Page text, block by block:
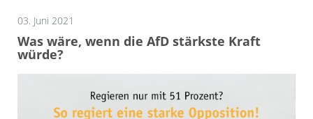
03. Juni 2021
Was wäre, wenn die AfD stärkste Kraft
würde?